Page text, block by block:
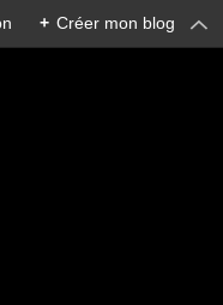
+ Créer mon blog